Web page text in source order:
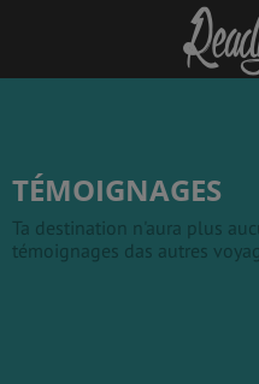
TÉMOIGNAGES
Ta destination n'aura plus
témoignages das autres